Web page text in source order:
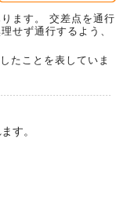
ます。 交差点を通行
せず通行するよう、
たことを表していま
す。